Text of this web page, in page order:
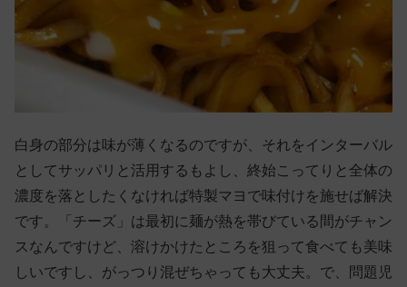
白身の部分は味が薄くなるのですが、それをインターバル
としてサッパリと活用するもよし、終始こってりと全体の
濃度を落としたくなければ特製マヨで味付けを施せば解決
です。「チーズ」は最初に麺が熱を帯びている間がチャン
スなんですけど、溶けかけたところを狙って食べても美味
しいですし、がっつり混ぜちゃっても大丈夫。で、問題児